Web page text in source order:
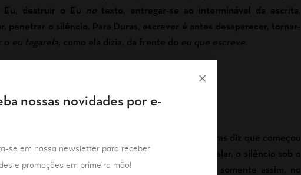
Eu, destruir o Eu
no texto, entregar-se ao interminável da escrita,
penetrar o silêncio. Para Duras, escrever é antes desaparecer, tornar-
o eu tagarela , como ela dizia, da frente do eu que escreve
Em outra entrevista, de 1987, Duras diz que começou
a escrever para fazer o silêncio falar, o silêncio sob o
qual seria esmagada – como se somente assim, no
nossas novidades por e-
se em nossa newsletter para receber
e promoções em primeira mão!